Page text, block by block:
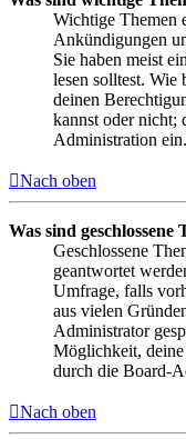
Wichtige Themen
Ankündigungen
Sie haben meist
lesen solltest. Wie
deinen
kannst oder nicht;
Administration ein.
Nach oben
Was sind geschlossene
Geschlossene
geantwortet
Umfrage, falls
aus vielen
Administrator
Möglichkeit, deine
durch die Board-
Nach oben